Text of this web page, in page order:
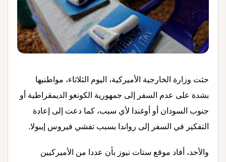
حثت وزارة الخارجية الأميركية، اليوم الثلاثاء، مواطنيها
بشدة على عدم السفر إلى جمهورية الكونغو الديمقراطية أو
جنوب السودان أو أوغندا لأي سبب، كما دعت إلى إعادة
التفكير في السفر إلى رواندا بسبب تفشي فيروس إيبولا.
والأحد، أفاد موقع ستات نيوز بأن عددا من الأميركيين